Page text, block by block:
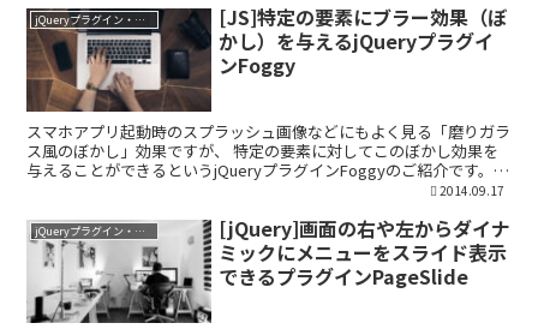
jQueryプラグイン・ライブラリ
[JS]特定の要素にブラー効果（ぼ
かし）を与えるjQueryプラグイ
ンFoggy
スマホアプリ起動時のスプラッシュ画像などにもよく見る「磨りガラ
ス風のぼかし」効果ですが、 特定の要素に対してこのぼかし効果を
与えることができるというjQueryプラグインFoggyのご紹介です。
2014.09.17
jQueryプラグイン・ライブラリ
[jQuery]画面の右や左からダイナ
ミックにメニューをスライド表示
できるプラグインPageSlide